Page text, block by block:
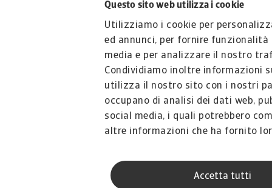
Questo sito web utilizza i cookie
Utilizziamo i cookie per
ed annunci, per fornire funzionalità
media e per analizzare il nostro
Condividiamo inoltre informazioni
utilizza il nostro sito con i nostri
occupano di analisi dei dati web,
social media, i quali potrebbero
altre informazioni che ha fornito
Accetta tutti